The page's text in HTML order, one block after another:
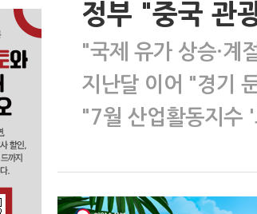
정부 "중국 관
"국제 유가 상승·계
지난달 이어 "경기
"7월 산업활동지수